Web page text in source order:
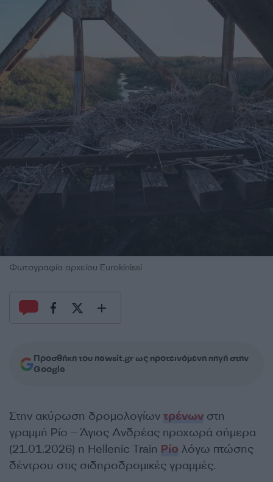
Φωτογραφία αρχείου Eurokinissi
Προσθήκη του newsit.gr ως προτεινόμενη πηγή στην
Google
Στην ακύρωση δρομολογίων τρένων στη
γραμμή Ρίο – Άγιος Ανδρέας προχωρά σήμερα
(21.01.2026) η Hellenic Train Ρίο λόγω πτώσης
δέντρου στις σιδηροδρομικές γραμμές.